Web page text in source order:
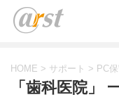
HOME > サポート > PC
「歯科医院」